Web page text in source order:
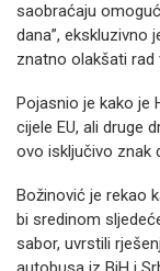
saobraćaju
dana”, ekskluzivno
znatno olakšati
Pojasnio je kako je
cijele EU, ali druge
ovo isključivo znak
Božinović je rekao
bi sredinom
sabor, uvrstili